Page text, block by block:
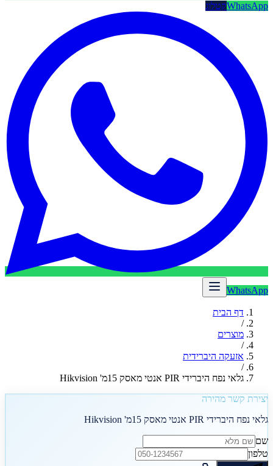
WhatsAppקטלוג
WhatsApp
דף הבית
/
מוצרים
/
אזעקה היברידית
/
גלאי נפח היברידי PIR אנטי מאסק 15מ' Hikvision
יצירת קשר מהירה
גלאי נפח היברידי PIR אנטי מאסק 15מ' Hikvision
שם
טלפון